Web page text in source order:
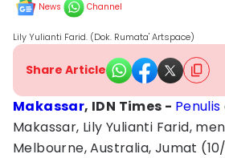
News Channel
Lily Yulianti Farid. (Dok. Rumata' Artspace)
Share Article
Makassar, IDN Times - Penulis
Makassar, Lily Yulianti Farid,
Melbourne, Australia, Jumat